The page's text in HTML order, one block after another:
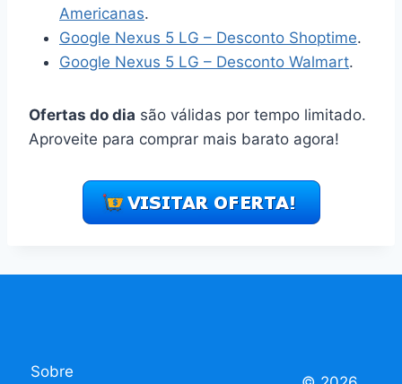
Americanas.
Google Nexus 5 LG – Desconto Shoptime.
Google Nexus 5 LG – Desconto Walmart.
Ofertas do dia são válidas por tempo limitado.
Aproveite para comprar mais barato agora!
Sobre